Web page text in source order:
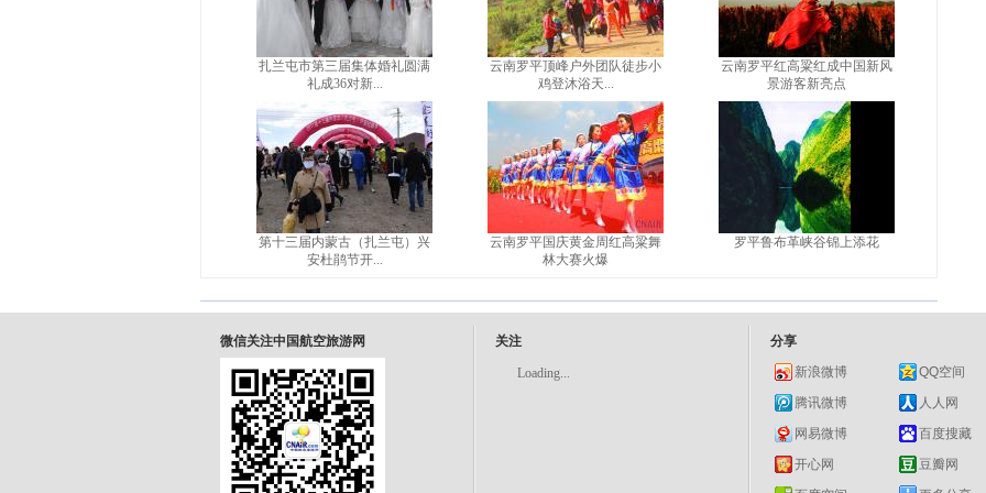
扎兰屯市第三届集体婚礼圆满
礼成36对新...
第十三届内蒙古（扎兰屯）兴
安杜鹃节开...
云南罗平顶峰户外团队徒步小
鸡登沐浴天...
云南罗平国庆黄金周红高粱舞
林大赛火爆
云南罗平红高粱红成中国新风
景游客新亮点
罗平鲁布革峡谷锦上添花
微信关注中国航空旅游网 关注
Loading...
分享
新浪微博
QQ空间
腾讯微博
人人网
网易微博
百度搜藏
开心网
豆瓣网